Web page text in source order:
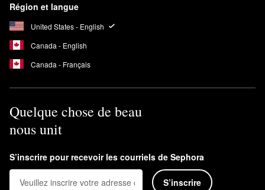
Région et langue
United States - English
Canada - English
Canada - Français
Quelque chose de beau
nous unit
S’inscrire pour recevoir les courriels de Sephora
S’inscrire